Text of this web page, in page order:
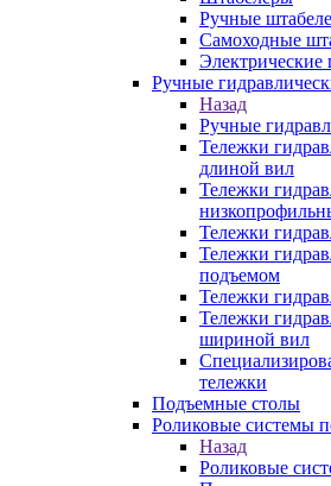
Ручные
Самоходные
Электрические
Ручные
Назад
Ручные
Тележки
длиной вил
Тележки
Тележки
Тележки
подъемом
Тележки
Тележки
шириной вил
тележки
Подъемные столы
Роликовые системы
Назад
Роликовые